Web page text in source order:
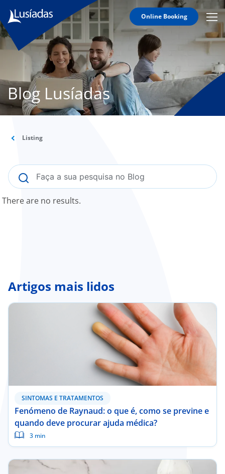
Online Booking
Icon
Lusíadas
Hospitals
and
Clinical
Staff
Agreements
us
Blog Lusíadas
Listing
There are no results.
Artigos mais lidos
SINTOMAS E TRATAMENTOS
Fenómeno de Raynaud: o que é, como se previne e
quando deve procurar ajuda médica?
3 min